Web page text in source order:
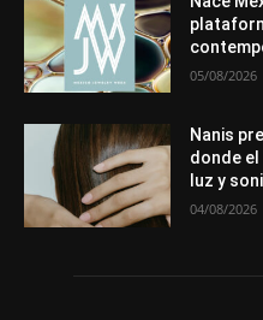
05/08/2026
Nanis
donde
luz y
04/08/2026